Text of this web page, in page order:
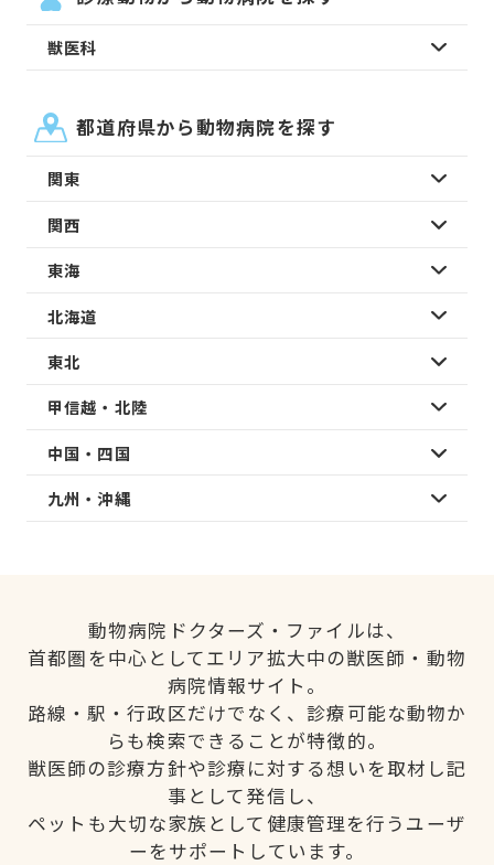
獣医科
都道府県から動物病院を探す
関東
関西
東海
北海道
東北
甲信越・北陸
中国・四国
九州・沖縄
動物病院ドクターズ・ファイルは、
首都圏を中心としてエリア拡大中の獣医師・動物
病院情報サイト。
路線・駅・行政区だけでなく、診療可能な動物か
らも検索できることが特徴的。
獣医師の診療方針や診療に対する想いを取材し記
事として発信し、
ペットも大切な家族として健康管理を行うユーザ
ーをサポートしています。